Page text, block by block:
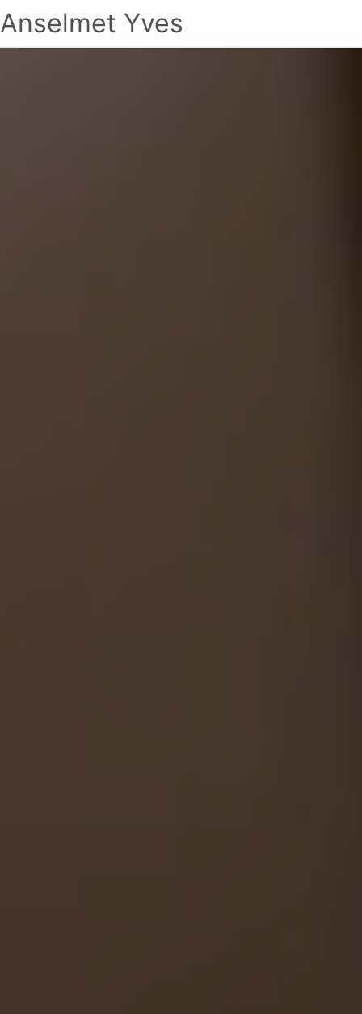
Anselmet Yves